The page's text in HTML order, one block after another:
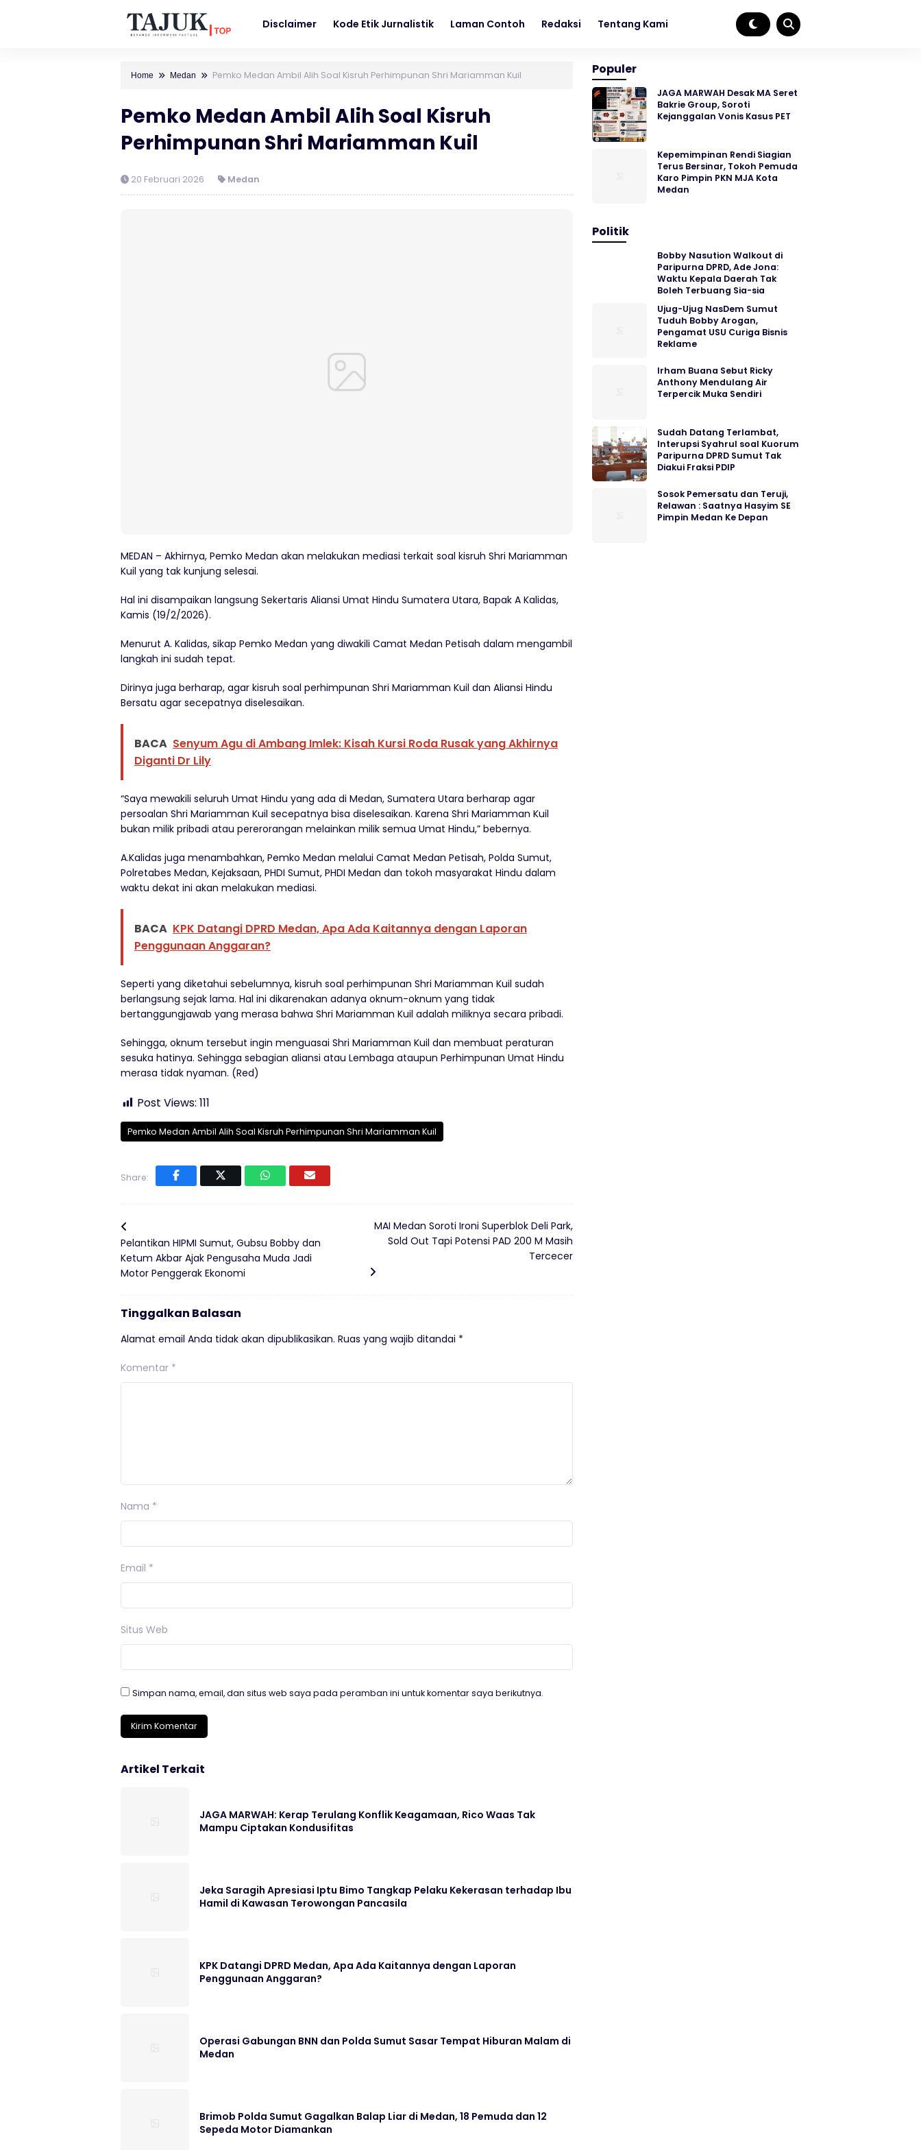
Disclaimer Kode Etik Jurnalistik Laman Contoh Redaksi Tentang Kami
Home Medan Pemko Medan Ambil Alih Soal Kisruh Perhimpunan Shri Mariamman Kuil
Pemko Medan Ambil Alih Soal Kisruh
Perhimpunan Shri Mariamman Kuil
20 Februari 2026 Medan
MEDAN – Akhirnya, Pemko Medan akan melakukan mediasi terkait soal kisruh Shri Mariamman
Kuil yang tak kunjung selesai.
Hal ini disampaikan langsung Sekertaris Aliansi Umat Hindu Sumatera Utara, Bapak A Kalidas,
Kamis (19/2/2026).
Menurut A. Kalidas, sikap Pemko Medan yang diwakili Camat Medan Petisah dalam mengambil
langkah ini sudah tepat.
Dirinya juga berharap, agar kisruh soal perhimpunan Shri Mariamman Kuil dan Aliansi Hindu
Bersatu agar secepatnya diselesaikan.
BACA Senyum Agu di Ambang Imlek: Kisah Kursi Roda Rusak yang Akhirnya
Diganti Dr Lily
“Saya mewakili seluruh Umat Hindu yang ada di Medan, Sumatera Utara berharap agar
persoalan Shri Mariamman Kuil secepatnya bisa diselesaikan. Karena Shri Mariamman Kuil
bukan milik pribadi atau pererorangan melainkan milik semua Umat Hindu,” bebernya.
A.Kalidas juga menambahkan, Pemko Medan melalui Camat Medan Petisah, Polda Sumut,
Polretabes Medan, Kejaksaan, PHDI Sumut, PHDI Medan dan tokoh masyarakat Hindu dalam
waktu dekat ini akan melakukan mediasi.
BACA KPK Datangi DPRD Medan, Apa Ada Kaitannya dengan Laporan
Penggunaan Anggaran?
Seperti yang diketahui sebelumnya, kisruh soal perhimpunan Shri Mariamman Kuil sudah
berlangsung sejak lama. Hal ini dikarenakan adanya oknum-oknum yang tidak
bertanggungjawab yang merasa bahwa Shri Mariamman Kuil adalah miliknya secara pribadi.
Sehingga, oknum tersebut ingin menguasai Shri Mariamman Kuil dan membuat peraturan
sesuka hatinya. Sehingga sebagian aliansi atau Lembaga ataupun Perhimpunan Umat Hindu
merasa tidak nyaman. (Red)
Post Views: 111
Pemko Medan Ambil Alih Soal Kisruh Perhimpunan Shri Mariamman Kuil
Share:
Pelantikan HIPMI Sumut, Gubsu Bobby dan
Ketum Akbar Ajak Pengusaha Muda Jadi
Motor Penggerak Ekonomi
MAI Medan Soroti Ironi Superblok Deli Park,
Sold Out Tapi Potensi PAD 200 M Masih
Tercecer
Tinggalkan Balasan
Alamat email Anda tidak akan dipublikasikan. Ruas yang wajib ditandai *
Komentar *
Nama *
Email *
Situs Web
Simpan nama, email, dan situs web saya pada peramban ini untuk komentar saya berikutnya.
Artikel Terkait
JAGA MARWAH: Kerap Terulang Konflik Keagamaan, Rico Waas Tak
Mampu Ciptakan Kondusifitas
Jeka Saragih Apresiasi Iptu Bimo Tangkap Pelaku Kekerasan terhadap Ibu
Hamil di Kawasan Terowongan Pancasila
KPK Datangi DPRD Medan, Apa Ada Kaitannya dengan Laporan
Penggunaan Anggaran?
Operasi Gabungan BNN dan Polda Sumut Sasar Tempat Hiburan Malam di
Medan
Brimob Polda Sumut Gagalkan Balap Liar di Medan, 18 Pemuda dan 12
Sepeda Motor Diamankan
Populer
JAGA MARWAH Desak MA Seret
Bakrie Group, Soroti
Kejanggalan Vonis Kasus PET
Kepemimpinan Rendi Siagian
Terus Bersinar, Tokoh Pemuda
Karo Pimpin PKN MJA Kota
Medan
Politik
Bobby Nasution Walkout di
Paripurna DPRD, Ade Jona:
Waktu Kepala Daerah Tak
Boleh Terbuang Sia-sia
Ujug-Ujug NasDem Sumut
Tuduh Bobby Arogan,
Pengamat USU Curiga Bisnis
Reklame
Irham Buana Sebut Ricky
Anthony Mendulang Air
Terpercik Muka Sendiri
Sudah Datang Terlambat,
Interupsi Syahrul soal Kuorum
Paripurna DPRD Sumut Tak
Diakui Fraksi PDIP
Sosok Pemersatu dan Teruji,
Relawan : Saatnya Hasyim SE
Pimpin Medan Ke Depan